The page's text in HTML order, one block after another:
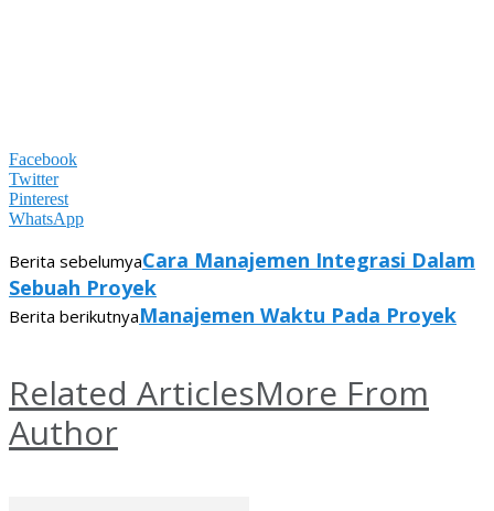
Facebook
Twitter
Pinterest
WhatsApp
Berita sebelumyaCara Manajemen Integrasi Dalam
Sebuah Proyek
Berita berikutnyaManajemen Waktu Pada Proyek
Related ArticlesMore From
Author